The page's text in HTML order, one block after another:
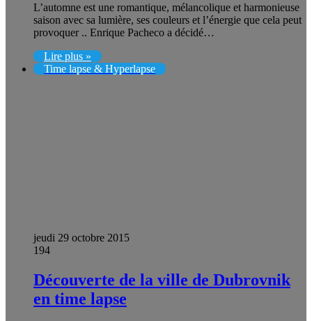
L’automne est une romantique, mélancolique et harmonieuse
saison avec sa lumière, ses couleurs et l’énergie que cela peut
provoquer .. Enrique Pacheco a décidé…
Lire plus »
Time lapse & Hyperlapse
jeudi 29 octobre 2015
194
Découverte de la ville de Dubrovnik
en time lapse